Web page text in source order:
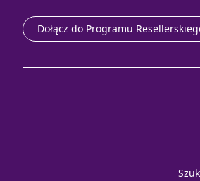
Dołącz do Programu